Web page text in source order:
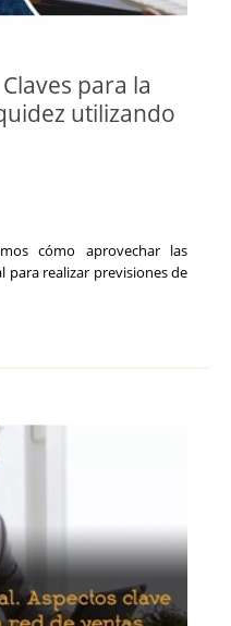
para la
utilizando
cómo aprovechar las
para realizar previsiones de